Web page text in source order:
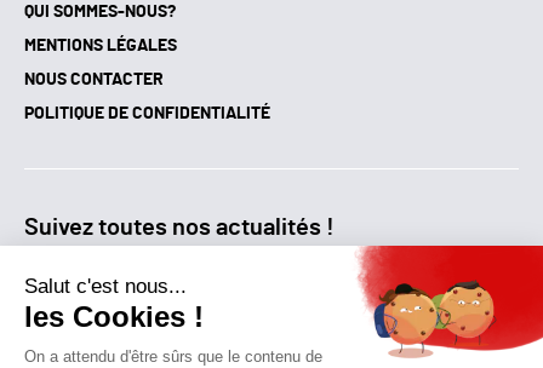
QUI SOMMES-NOUS?
MENTIONS LÉGALES
NOUS CONTACTER
POLITIQUE DE CONFIDENTIALITÉ
Suivez toutes nos actualités !
NEWSLETTER